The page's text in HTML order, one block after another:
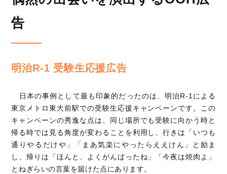
告
明治R-1 受験生応援広告
日本の事例として最も印象的だったのは、明治R-1による
東京メトロ東大前駅での受験生応援キャンペーンです。この
キャンペーンの秀逸な点は、同じ場所でも受験に向かう時と
帰る時では見る角度が変わることを利用し、行きは「いつも
通りやるだけや」「まあ気楽にやったらええけん」と励ま
し、帰りは「ほんと、よくがんばったね」「今夜は焼肉よ」
とねぎらいの言葉を届けた点にあります。